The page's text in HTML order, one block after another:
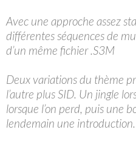
Avec une approche assez
différentes séquences de
d’un même fichier .S3M
Deux variations du thème
l’autre plus SID. Un jingle
lorsque l’on perd, puis une
lendemain une introduction.